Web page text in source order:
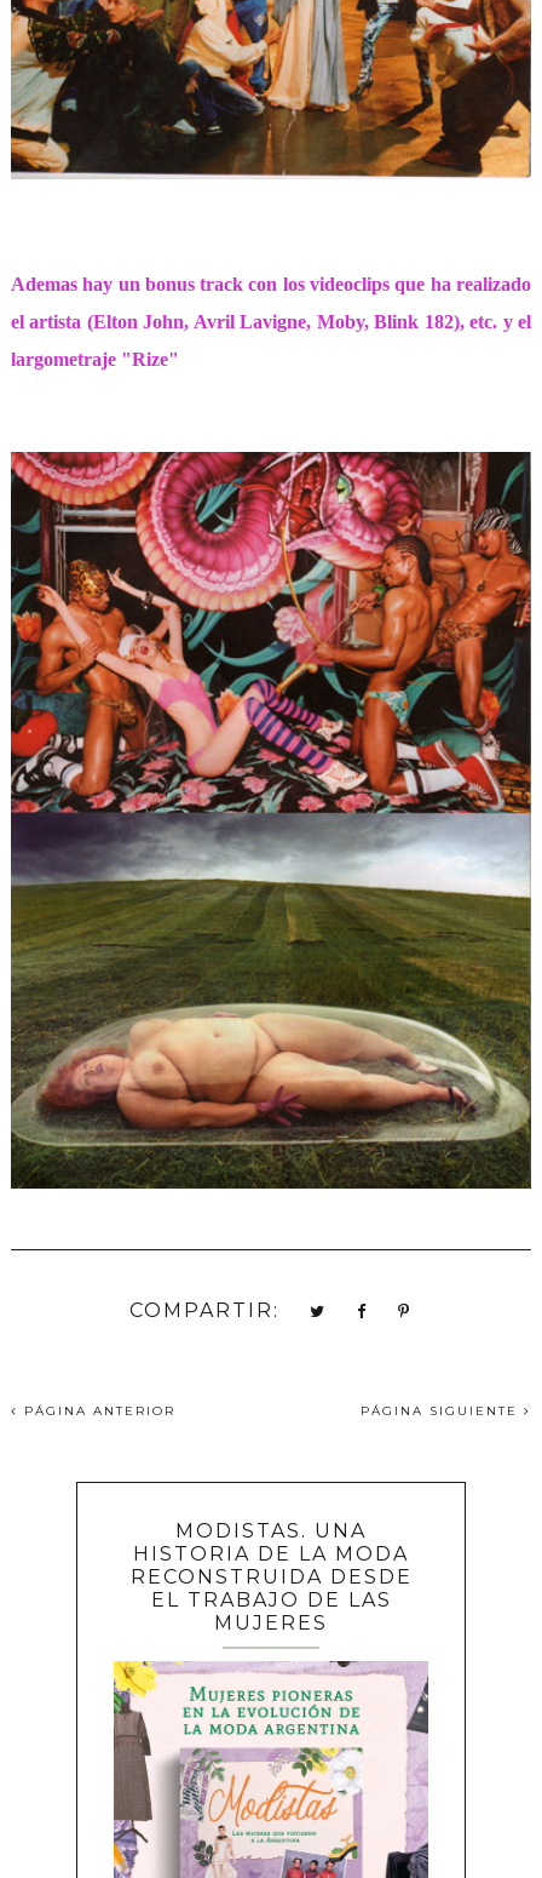
Ademas hay un bonus track con los videoclips que ha realizado
el artista (Elton John, Avril Lavigne, Moby, Blink 182), etc. y el
largometraje "Rize"
COMPARTIR:
PÁGINA ANTERIOR PÁGINA SIGUIENTE
MODISTAS. UNA
HISTORIA DE LA MODA
RECONSTRUIDA DESDE
EL TRABAJO DE LAS
MUJERES